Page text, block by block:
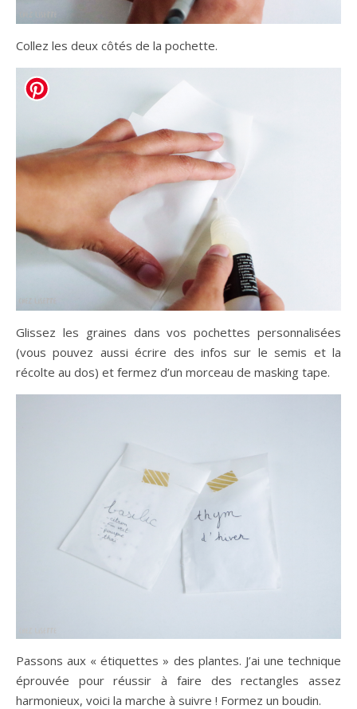
Collez les deux côtés de la pochette.
Glissez les graines dans vos pochettes personnalisées
(vous pouvez aussi écrire des infos sur le semis et la
récolte au dos) et fermez d’un morceau de masking tape.
Passons aux « étiquettes » des plantes. J’ai une technique
éprouvée pour réussir à faire des rectangles assez
harmonieux, voici la marche à suivre ! Formez un boudin.